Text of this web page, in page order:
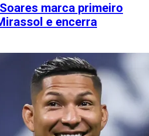
marca primeiro
e encerra